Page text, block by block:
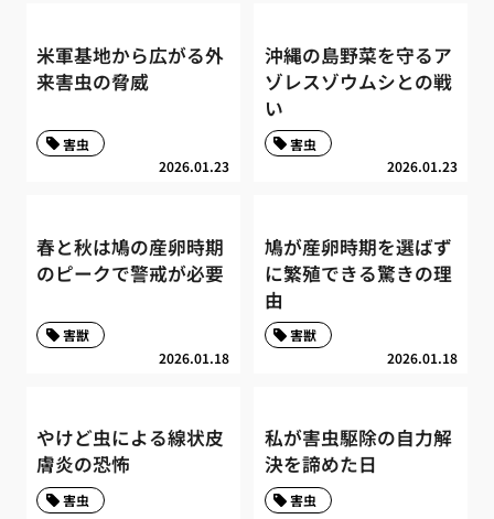
米軍基地から広がる外
来害虫の脅威
2026.01.23
害虫
沖縄の島野菜を守るア
ゾレスゾウムシとの戦
い
2026.01.23
害虫
春と秋は鳩の産卵時期
のピークで警戒が必要
2026.01.18
害獣
鳩が産卵時期を選ばず
に繁殖できる驚きの理
由
2026.01.18
害獣
やけど虫による線状皮
膚炎の恐怖
害虫
私が害虫駆除の自力解
決を諦めた日
害虫